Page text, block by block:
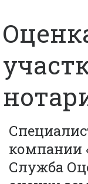
компании
Служба